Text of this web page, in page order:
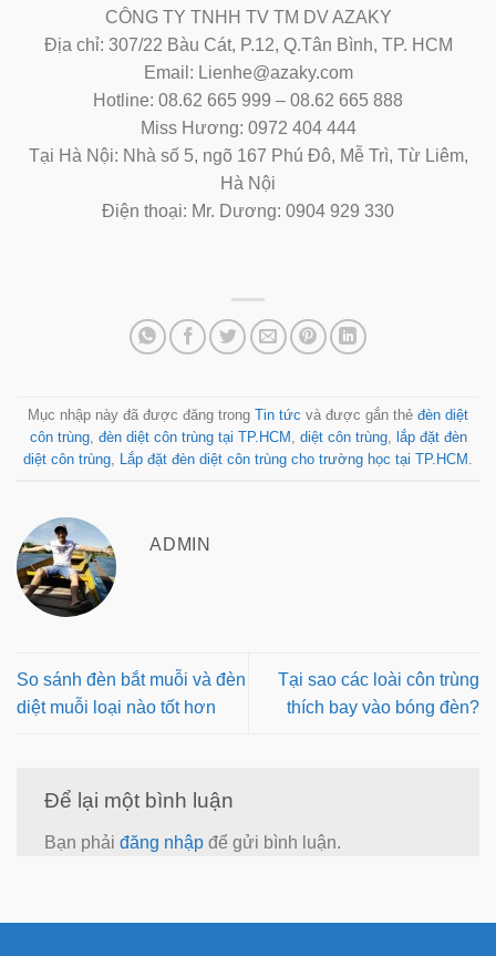
CÔNG TY TNHH TV TM DV AZAKY
Địa chỉ: 307/22 Bàu Cát, P.12, Q.Tân Bình, TP. HCM
Email: Lienhe@azaky.com
Hotline: 08.62 665 999 – 08.62 665 888
Miss Hương: 0972 404 444
Tại Hà Nội: Nhà số 5, ngõ 167 Phú Đô, Mễ Trì, Từ Liêm,
Hà Nội
Điện thoại: Mr. Dương: 0904 929 330
Mục nhập này đã được đăng trong Tin tức và được gắn thẻ đèn diệt
côn trùng, đèn diệt côn trùng tại TP.HCM , diệt côn trùng, lắp đặt đèn
diệt côn trùng, Lắp đặt đèn diệt côn trùng cho trường học tại TP.HCM .
ADMIN
So sánh đèn bắt muỗi và đèn
diệt muỗi loại nào tốt hơn
Tại sao các loài côn trùng
thích bay vào bóng đèn?
Để lại một bình luận
Bạn phải đăng nhập để gửi bình luận.